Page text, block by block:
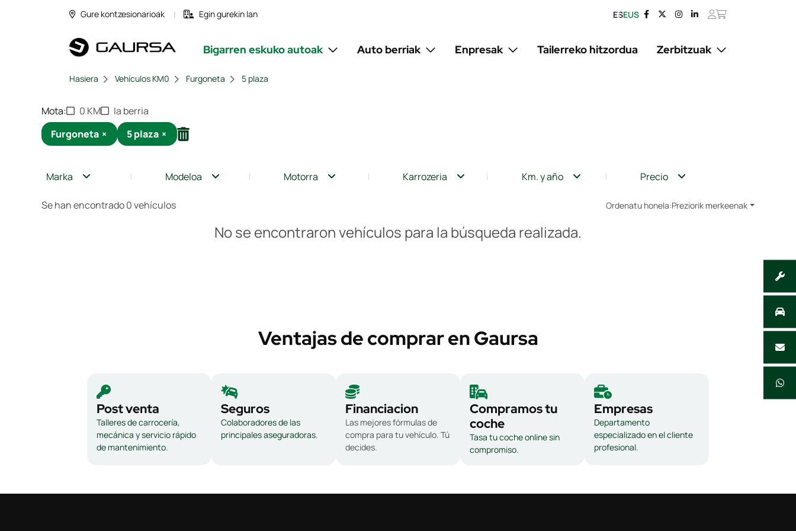
Gure kontzesionarioak Egin gurekin lan ESEUS
Bigarren eskuko autoak Auto berriak Enpresak Tailerreko hitzordua Zerbitzuak
Hasiera Vehículos KM0 Furgoneta 5 plaza
Mota 0 KM
Ia berria
Furgoneta × 5 plaza ×
Marka Modeloa Motorra Karrozeria Km. y año Precio
Se han encontrado 0 vehículos Ordenatu honela:Preziorik merkeenak
No se encontraron vehículos para la búsqueda realizada.
Ventajas de comprar en Gaursa
Post venta
Talleres de carrocería,
mecánica y servicio rápido
de mantenimiento.
Seguros
Colaboradores de las
principales aseguradoras.
Financiacion
Las mejores fórmulas de
compra para tu vehículo. Tú
decides.
Compramos tu
coche
Tasa tu coche online sin
compromiso.
Empresas
Departamento
especializado en el cliente
profesional.